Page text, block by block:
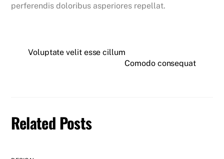
perferendis doloribus asperiores repellat.
Voluptate velit esse cillum
Comodo consequat
Related Posts